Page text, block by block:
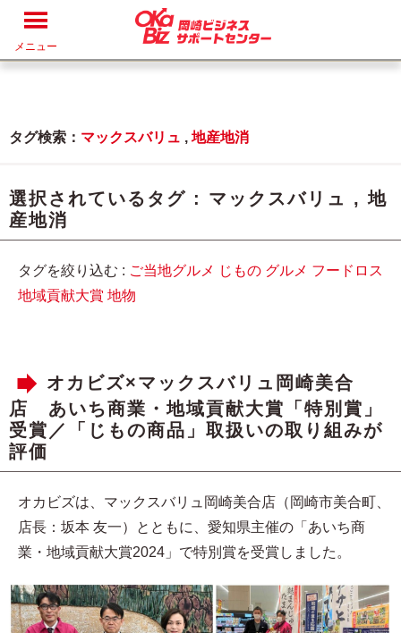
メニュー
タグ検索： マックスバリュ , 地産地消
選択されているタグ : マックスバリュ ,地
産地消
タグを絞り込む : ご当地グルメ じもの グルメ フードロス
地域貢献大賞 地物
オカビズ×マックスバリュ岡崎美合
店 あいち商業・地域貢献大賞「特別賞」
受賞／「じもの商品」取扱いの取り組みが
評価
オカビズは、マックスバリュ岡崎美合店（岡崎市美合町、
店長：坂本 友一）とともに、愛知県主催の「あいち商
業・地域貢献大賞2024」で特別賞を受賞しました。